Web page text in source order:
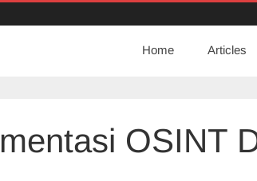
Home Articles
OSINT